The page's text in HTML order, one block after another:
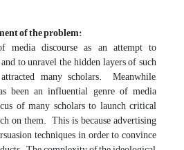
of the problem:
media discourse as an attempt to
to unravel the hidden layers of such
many scholars. Meanwhile,
been an influential genre of media
of many scholars to launch critical
on them. This is because advertising
techniques in order to convince